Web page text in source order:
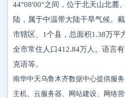
44°08'00"之间，位于北天山北麓
陆，属于中温带大陆干旱气候。
市辖区、1个县，总面积1.38万平
全市常住人口412.84万人。语言
克语等。
南华中天乌鲁木齐数据中心提供服
主机、云服务器、网站建设、网络